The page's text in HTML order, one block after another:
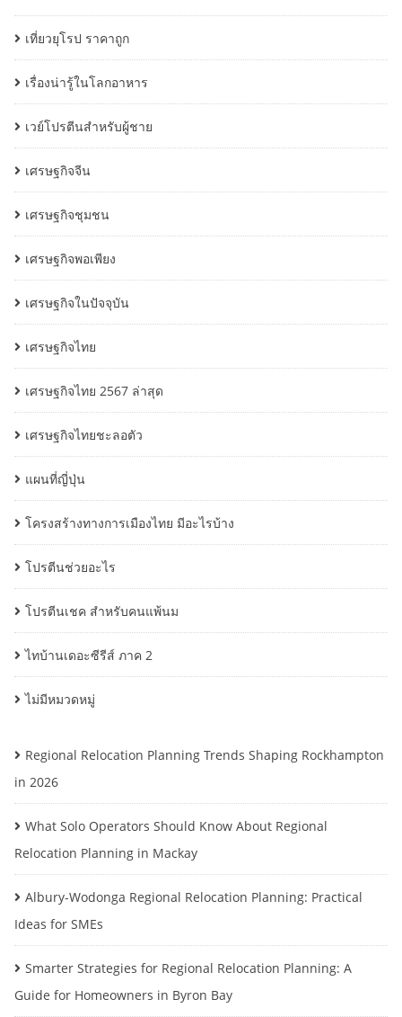
เที่ยวยุโรป ราคาถูก
เรื่องน่ารู้ในโลกอาหาร
เวย์โปรตีนสำหรับผู้ชาย
เศรษฐกิจจีน
เศรษฐกิจชุมชน
เศรษฐกิจพอเพียง
เศรษฐกิจในปัจจุบัน
เศรษฐกิจไทย
เศรษฐกิจไทย 2567 ล่าสุด
เศรษฐกิจไทยชะลอตัว
แผนที่ญี่ปุ่น
โครงสร้างทางการเมืองไทย มีอะไรบ้าง
โปรตีนช่วยอะไร
โปรตีนเชค สำหรับคนแพ้นม
ไทบ้านเดอะซีรีส์ ภาค 2
ไม่มีหมวดหมู่
Regional Relocation Planning Trends Shaping Rockhampton
in 2026
What Solo Operators Should Know About Regional
Relocation Planning in Mackay
Albury-Wodonga Regional Relocation Planning: Practical
Ideas for SMEs
Smarter Strategies for Regional Relocation Planning: A
Guide for Homeowners in Byron Bay